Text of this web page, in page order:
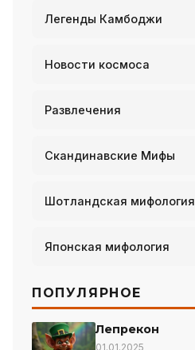
Легенды Камбоджи
Новости космоса
Развлечения
Скандинавские Мифы
Шотландская мифология
Японская мифология
ПОПУЛЯРНОЕ
Лепрекон
01.01.2025